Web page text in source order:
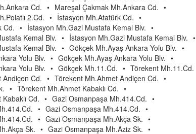
Cd. • Mareşal Çakmak Mh.Ankara Cd. •
2.Cd. • İstasyon Mh.Atatürk Cd. •
Cd. • İstasyon Mh.Gazi Mustafa Kemal Blv. •
Kemal Blv. • İstasyon Mh.Gazi Mustafa Kemal Blv. •
Kemal Blv. • Gökçek Mh.Ayaş Ankara Yolu Blv. •
Yolu Blv. • Gökçek Mh.Ayaş Ankara Yolu Blv. •
Yolu Blv. • Gökçek Mh.11.Cd. • Törekent Mh.11.Cd.
Andiçen Cd. • Törekent Mh.Ahmet Andiçen Cd. •
• Törekent Mh.Ahmet Kabaklı Cd. •
Cd. • Gazi Osmanpaşa Mh.414.Cd. •
• Gazi Osmanpaşa Mh.414.Cd. •
• Gazi Osmanpaşa Mh.Akça Sk. •
Sk. • Gazi Osmanpaşa Mh.Aziz Sk. •